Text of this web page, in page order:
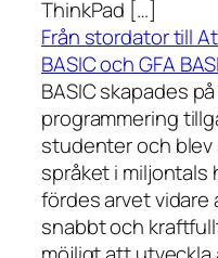
ThinkPad […]
Från stordator till
BASIC och GFA
BASIC skapades
programmering
studenter och blev
språket i miljontals
fördes arvet vidare
snabbt och